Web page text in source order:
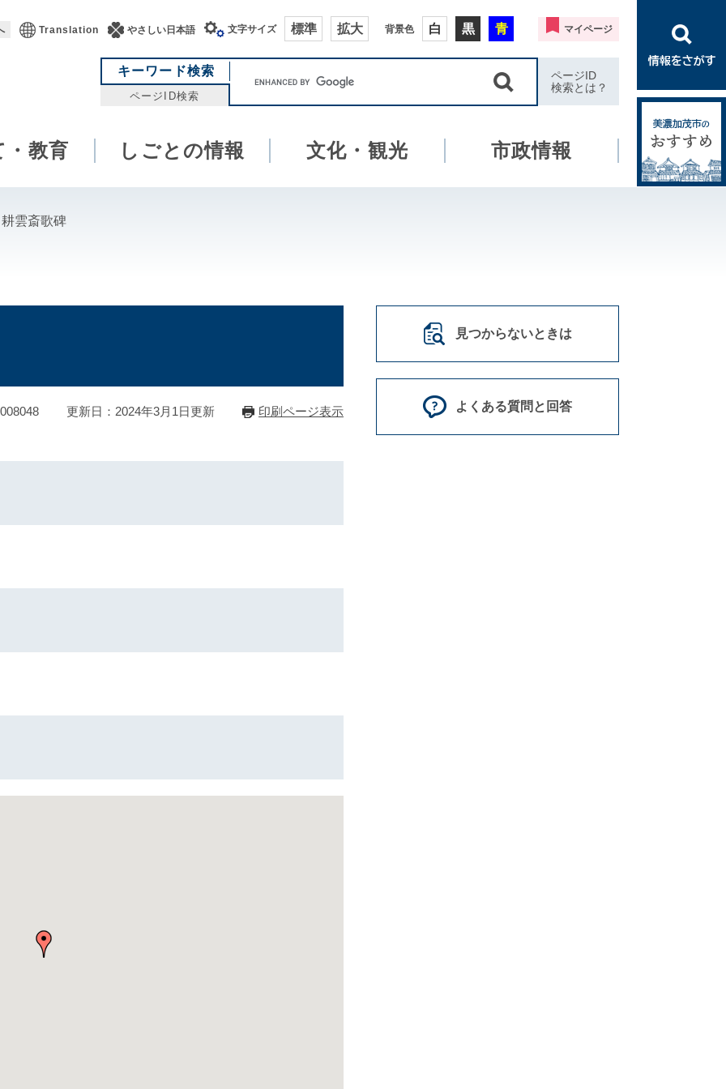
Translation やさしい日本語 文字サイズ 標準 拡大 背景色 白 黒 青 マイページ
キーワード検索
ページID検索
ワ
ド
索
ページID
検索とは？
・教育 しごとの情報 文化・観光 市政情報
雲斎歌碑
更新日：2024年3月1日更新 印刷ページ表示
見つからないときは
よくある質問と回答